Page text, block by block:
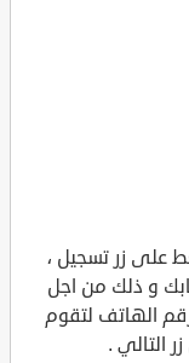
على زر تسجيل ،
و ذلك من اجل
الهاتف لتقوم
التالي .